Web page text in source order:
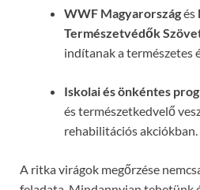
WWF Magyarországés
Természetvédők
indítanak a természetes
Iskolai és önkéntes
és természetkedvelő
rehabilitációs akciókban.
A ritka virágok megőrzése